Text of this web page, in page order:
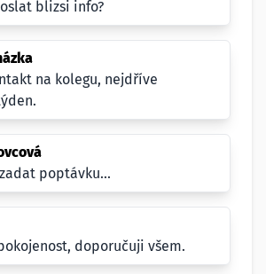
blizsi info?
na kolegu, nejdříve
poptávku...
doporučuji všem.